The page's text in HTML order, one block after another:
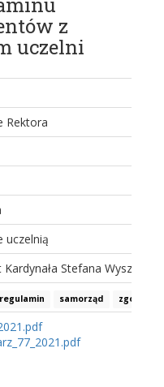
z
uczelni
Rektora
uczelnią
Stefana
regulamin samorząd zgodność